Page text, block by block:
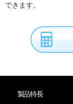
できます。
製品特長